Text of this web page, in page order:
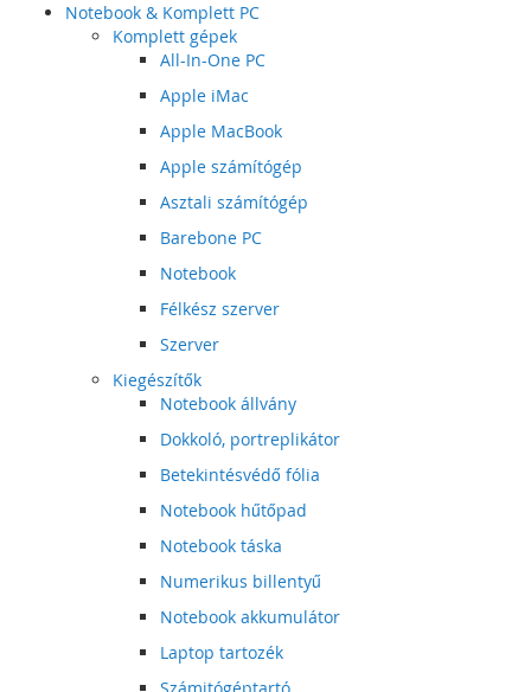
Notebook & Komplett PC
Komplett gépek
All-In-One PC
Apple iMac
Apple MacBook
Apple számítógép
Asztali számítógép
Barebone PC
Notebook
Félkész szerver
Szerver
Kiegészítők
Notebook állvány
Dokkoló, portreplikátor
Betekintésvédő fólia
Notebook hűtőpad
Notebook táska
Numerikus billentyű
Notebook akkumulátor
Laptop tartozék